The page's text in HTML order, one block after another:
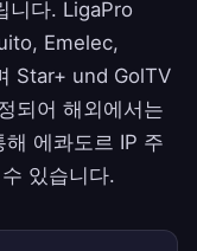
니다. LigaPro
Emelec,
Star+ und GolTV
되어 해외에서는
에콰도르 IP 주
있습니다.